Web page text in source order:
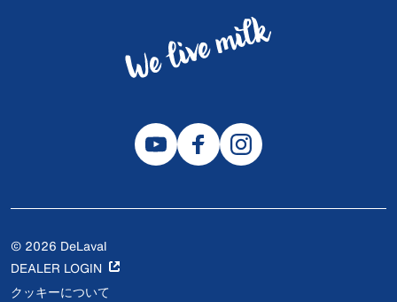
© 2026 DeLaval
DEALER LOGIN
クッキーについて